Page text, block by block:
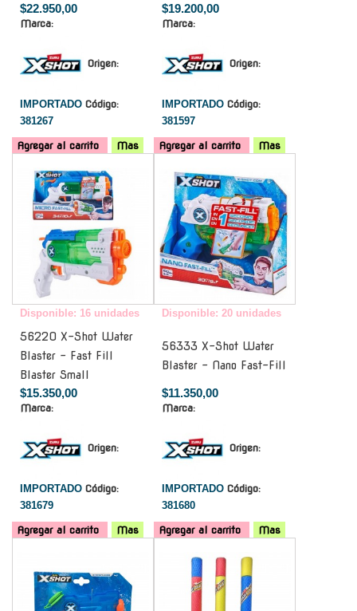
$22.950,00
Marca:
Origen:
IMPORTADO Código:
381267
Agregar al carrito Mas
$19.200,00
Marca:
Origen:
IMPORTADO Código:
381597
Agregar al carrito
Mas
Disponible: 16 unidades
56220 X-Shot Water
Blaster - Fast Fill
Blaster Small
$15.350,00
Marca:
Origen:
IMPORTADO Código:
381679
Agregar al carrito Mas
Disponible: 20 unidades
56333 X-Shot Water
Blaster - Nano Fast-Fill
$11.350,00
Marca:
Origen:
IMPORTADO Código:
381680
Agregar al carrito
Mas